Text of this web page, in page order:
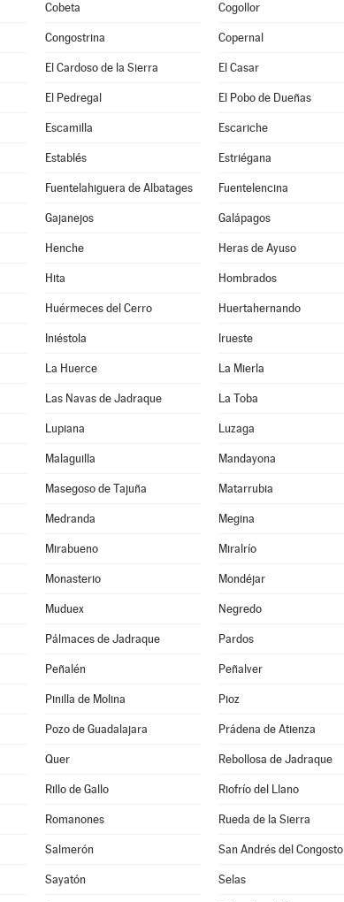
Cobeta Cogollor
Congostrina Copernal
El Cardoso de la Sierra El Casar
El Pedregal El Pobo de Dueñas
Escamilla Escariche
Establés Estriégana
Fuentelahiguera de Albatages Fuentelencina
Gajanejos Galápagos
Henche Heras de Ayuso
Hita Hombrados
Huérmeces del Cerro Huertahernando
Iniéstola Irueste
La Huerce La Mierla
Las Navas de Jadraque La Toba
Lupiana Luzaga
Malaguilla Mandayona
Masegoso de Tajuña Matarrubia
Medranda Megina
Mirabueno Miralrío
Monasterio Mondéjar
Muduex Negredo
Pálmaces de Jadraque Pardos
Peñalén Peñalver
Pinilla de Molina Pioz
Pozo de Guadalajara Prádena de Atienza
Quer Rebollosa de Jadraque
Rillo de Gallo Riofrío del Llano
Romanones Rueda de la Sierra
Salmerón San Andrés del Congosto
Sayatón Selas